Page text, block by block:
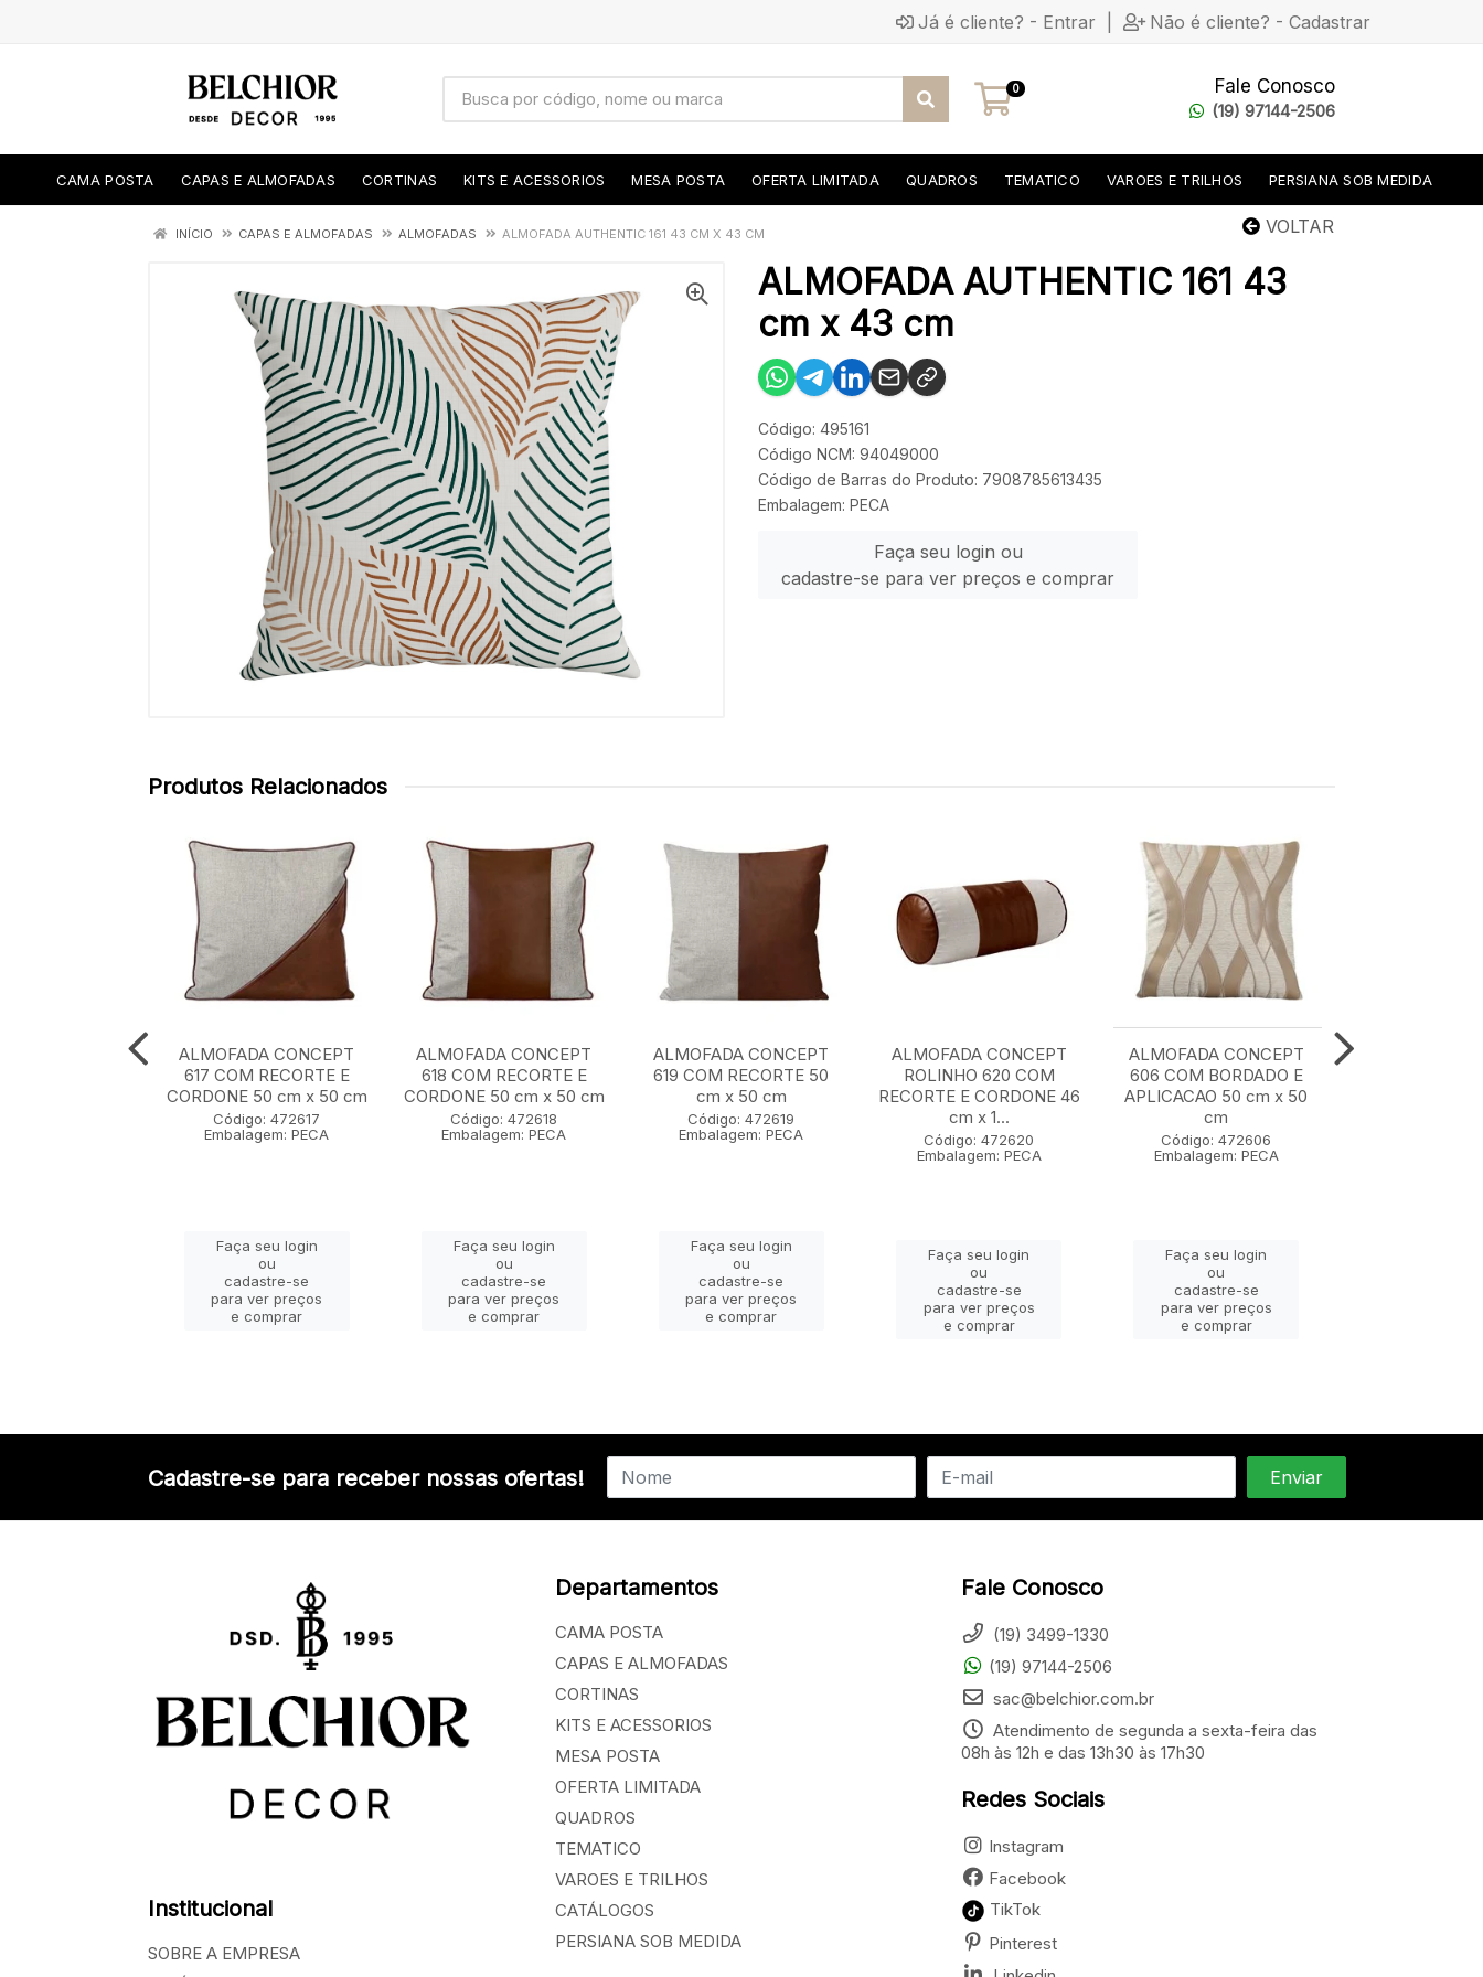
Já é cliente? - Entrar Não é cliente? - Cadastrar
0 Fale Conosco
(19) 97144-2506
CAMA POSTA CAPAS E ALMOFADAS CORTINAS KITS E ACESSORIOS MESA POSTA OFERTA LIMITADA QUADROS TEMATICO VAROES E TRILHOS PERSIANA SOB MEDIDA
VOLTAR
INÍCIO CAPAS E ALMOFADAS ALMOFADAS ALMOFADA AUTHENTIC 161 43 CM X 43 CM
ALMOFADA AUTHENTIC 161 43
cm x 43 cm
Código: 495161
Código NCM: 94049000
Código de Barras do Produto: 7908785613435
Embalagem: PECA
Faça seu login ou
cadastre-se para ver preços e comprar
Produtos Relacionados
ALMOFADA CONCEPT
617 COM RECORTE E
CORDONE 50 cm x 50 cm
Código: 472617
Embalagem: PECA
Faça seu login
ou
cadastre-se
para ver preços
e comprar
ALMOFADA CONCEPT
618 COM RECORTE E
CORDONE 50 cm x 50 cm
Código: 472618
Embalagem: PECA
Faça seu login
ou
cadastre-se
para ver preços
e comprar
ALMOFADA CONCEPT
619 COM RECORTE 50
cm x 50 cm
Código: 472619
Embalagem: PECA
Faça seu login
ou
cadastre-se
para ver preços
e comprar
ALMOFADA CONCEPT
ROLINHO 620 COM
RECORTE E CORDONE 46
cm x 1...
Código: 472620
Embalagem: PECA
Faça seu login
ou
cadastre-se
para ver preços
e comprar
ALMOFADA CONCEPT
606 COM BORDADO E
APLICACAO 50 cm x 50
cm
Código: 472606
Embalagem: PECA
Faça seu login
ou
cadastre-se
para ver preços
e comprar
Cadastre-se para receber nossas ofertas!
Institucional
SOBRE A EMPRESA
Departamentos
CAMA POSTA
CAPAS E ALMOFADAS
CORTINAS
KITS E ACESSORIOS
MESA POSTA
OFERTA LIMITADA
QUADROS
TEMATICO
VAROES E TRILHOS
CATÁLOGOS
PERSIANA SOB MEDIDA
Fale Conosco
(19) 3499-1330
(19) 97144-2506
sac@belchior.com.br
Atendimento de segunda a sexta-feira das
08h às 12h e das 13h30 às 17h30
Redes Sociais
Instagram
Facebook
TikTok
Pinterest